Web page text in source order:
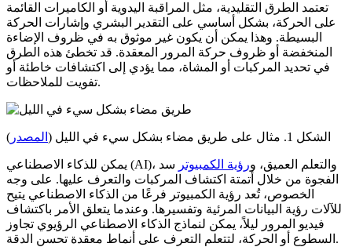
تعتمد الطرق التقليدية، مثل المراقبة اليدوية أو الكاميرات القائمة
على الحركة، بشكل أساسي على التقدير البشري وإشارات الحركة
البسيطة. وهذا يمكن أن يكون غير موثوق به في ظروف الإضاءة
المنخفضة أو ظروف حركة المرور المعقدة. قد تخطئ هذه الطرق
في تحديد المركبات أو المشاة، مما يؤدي إلى اكتشافات خاطئة أو
تفويت للملاحظات.
الشكل 1. مثال على طريق مضاء بشكل سيء في الليل ( المصدر )
يمكن للذكاء الاصطناعي (AI)، والتعلم العميق، ورؤية الكمبيوتر سد
الفجوة من خلال أتمتة اكتشاف المركبات والتعرف عليها. على وجه
الخصوص، تُعد رؤية الكمبيوتر فرعًا من الذكاء الاصطناعي يتيح
للآلات رؤية البيانات المرئية وتفسيرها. وعندما يتعلق الأمر باكتشاف
فيديو المرور ليلاً، يمكن لنماذج الذكاء الاصطناعي الرؤيوي تجاوز
السطوع أو الحركة، لتتعلم التعرف على أنماط معقدة تحسن الدقة.